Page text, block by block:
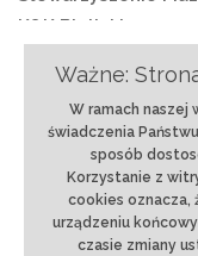
K&K Bielickie
Ważne:
W ramach
świadczenia
sposób
Korzystanie z
cookies oznacza,
urządzeniu
czasie zmiany
O nas|
© 2018